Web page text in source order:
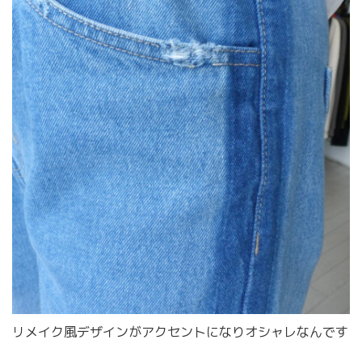
リメイク風デザインがアクセントになりオシャレなんです